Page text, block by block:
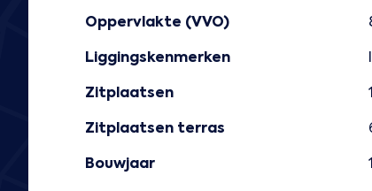
Oppervlakte (VVO)
Liggingskenmerken
Zitplaatsen
Zitplaatsen terras
Bouwjaar